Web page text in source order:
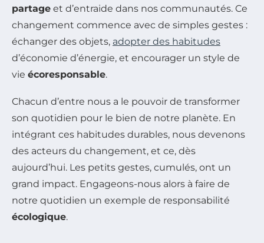
partage et d’entraide dans nos communautés. Ce
changement commence avec de simples gestes :
échanger des objets, adopter des habitudes
d’économie d’énergie, et encourager un style de
vie écoresponsable.
Chacun d’entre nous a le pouvoir de transformer
son quotidien pour le bien de notre planète. En
intégrant ces habitudes durables, nous devenons
des acteurs du changement, et ce, dès
aujourd’hui. Les petits gestes, cumulés, ont un
grand impact. Engageons-nous alors à faire de
notre quotidien un exemple de responsabilité
écologique.